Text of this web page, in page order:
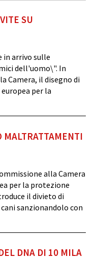
SU
in arrivo sulle
dell'uomo\". In
Camera, il disegno di
per la
MALTRATTAMENTI
alla Camera
per la protezione
il divieto di
sanzionandolo con
DNA DI 10 MILA